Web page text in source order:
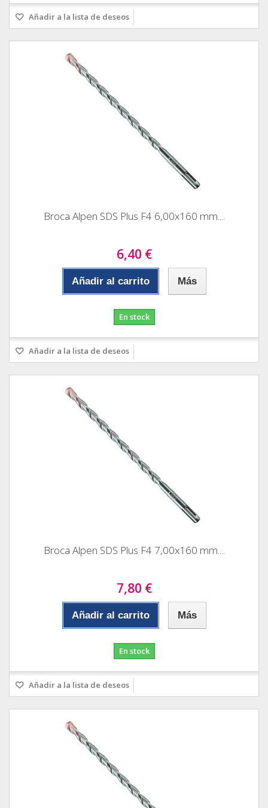
Añadir a la lista de deseos
Broca Alpen SDS Plus F4 6,00x160 mm....
6,40 €
Añadir al carrito Más
En stock
Añadir a la lista de deseos
Broca Alpen SDS Plus F4 7,00x160 mm....
7,80 €
Añadir al carrito Más
En stock
Añadir a la lista de deseos